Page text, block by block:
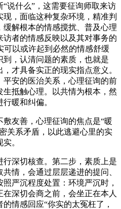
什么”，这需要征询师取来访
，面临这种复杂环境，精准判
解根本的情感搅扰、普及心理
者的情感反映以及其对事务的
以或许起到必然的情感舒缓
，认清问题的素质，也就是
才具备实正的现实指点意义。
安的医治关系，心理征询的前
抵触心理。以共情为根本，然
暖和纠偏。
友善，心理征询的焦点是“暖
关系矛盾，以此逃避心里的实
。
深切核查。第二步，素质上是
情，会通过层层递进的提问、
严沉程度处置：环境严沉时，
深切会商之前，会坐正在本人
情感回应“你实的太冤枉了，